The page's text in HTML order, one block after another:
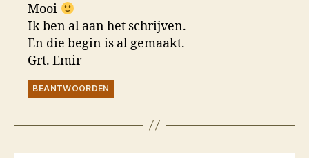
Mooi
Ik ben al aan het schrijven.
En die begin is al gemaakt.
Grt. Emir
BEANTWOORDEN